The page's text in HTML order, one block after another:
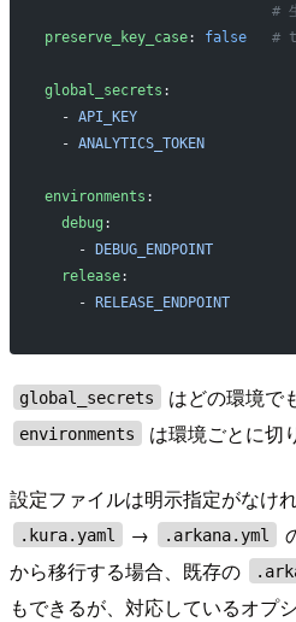
# 生
preserve_key_case: false
#
global_secrets :
  -
API_KEY
  -
ANALYTICS_TOKEN
environments :
  debug
:
    -
DEBUG_ENDPOINT
  release
:
    -
RELEASE_ENDPOINT
global_secrets はどの環境で
environments は環境ごとに切
設定ファイルは明示指定がなけ
.kura.yaml → .arkana.yml
から移行する場合、既存の
もできるが、対応しているオプ